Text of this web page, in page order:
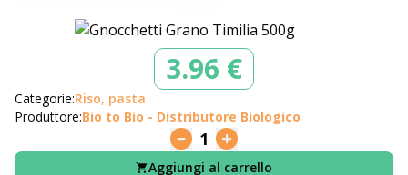
3.96 €
Categorie:Riso, pasta
Produttore:Bio to Bio - Distributore Biologico
1
Aggiungi al carrello